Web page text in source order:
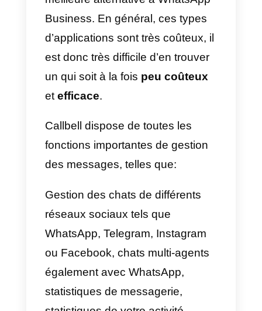
là que Callbell entre en jeu: ses
fonctionnalités vous permettent
de connecter plusieurs agents à
un compte WhatsApp et de gérer
manière organisée et simple,
avec des métriques et des
spécialisées.
Avantages et
désavantages de
WhatsApp Business